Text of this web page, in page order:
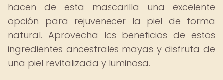
hacen de esta mascarilla una excelente
opción para rejuvenecer la piel de forma
natural. Aprovecha los beneficios de estos
ingredientes ancestrales mayas y disfruta de
una piel revitalizada y luminosa.